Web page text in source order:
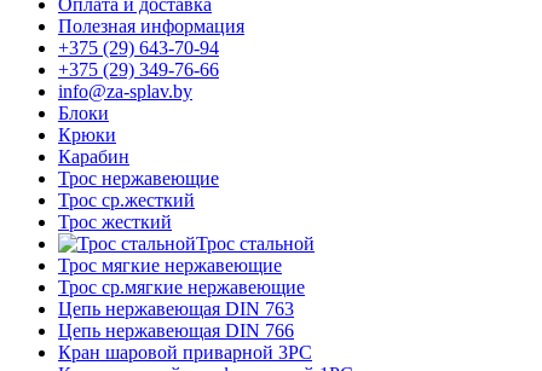
Полезная информация
+375 (29) 643-70-94
+375 (29) 349-76-66
info@za-splav.by
Блоки
Крюки
Карабин
Трос нержавеющие
Трос ср.жесткий
Трос жесткий
Трос стальной
Трос мягкие нержавеющие
Трос ср.мягкие нержавеющие
Цепь нержавеющая DIN 763
Цепь нержавеющая DIN 766
Кран шаровой приварной 3PC